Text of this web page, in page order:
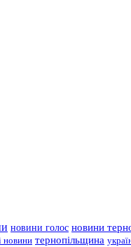
новини голос новини
новини тернопільщина